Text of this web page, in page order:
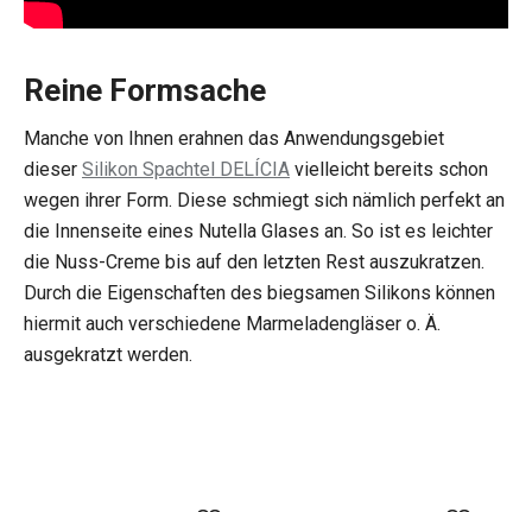
Reine Formsache
Manche von Ihnen erahnen das Anwendungsgebiet
dieser Silikon Spachtel DELÍCIA vielleicht bereits schon
wegen ihrer Form. Diese schmiegt sich nämlich perfekt an
die Innenseite eines Nutella Glases an. So ist es leichter
die Nuss-Creme bis auf den letzten Rest auszukratzen.
Durch die Eigenschaften des biegsamen Silikons können
hiermit auch verschiedene Marmeladengläser o. Ä.
ausgekratzt werden.